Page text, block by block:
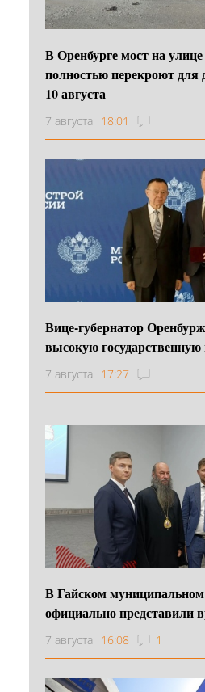
В Оренбурге мост на
полностью перекроют для
10 августа
7 августа 18:01
Вице-губернатор
высокую государственную
7 августа 17:27
В Гайском муниципальном
официально представили
7 августа 16:08 1